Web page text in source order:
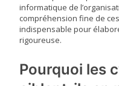
informatique de
compréhension fine de
indispensable pour
rigoureuse.
Pourquoi les